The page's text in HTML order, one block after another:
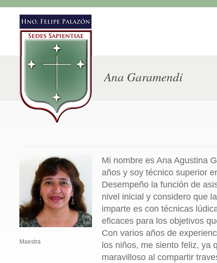
Ana Garamendi
Maestra
Mi nombre es Ana Agustina
años y soy técnico superior
Desempeño la función de
nivel inicial y considero que
imparte es con técnicas
eficaces para los objetivos
Con varios años de
los niños, me siento feliz, ya
maravilloso al compartir